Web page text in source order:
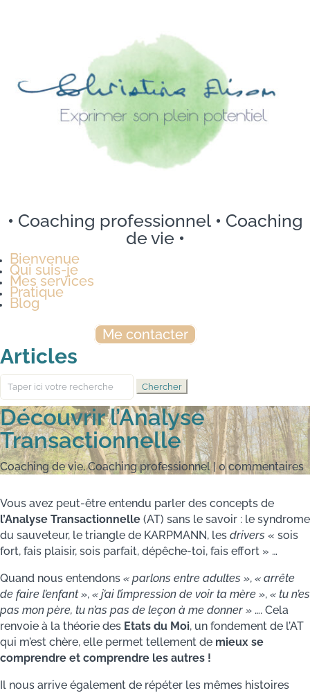
• Coaching professionnel• Coaching
de vie •
Bienvenue
Qui suis-je
Mes services
Pratique
Blog
Me contacter
Articles
Rechercher:
Découvrir l’Analyse
Transactionnelle
Coaching de vie,Coaching professionnel|0 commentaires
Vous avez peut-être entendu parler des concepts de
l’Analyse Transactionnelle (AT) sans le savoir : le syndrome
du sauveteur, le triangle de KARPMANN, les drivers « sois
fort, fais plaisir, sois parfait, dépêche-toi, fais effort » …
Quand nous entendons « parlons entre adultes », « arrête
de faire l’enfant », « j’ai l’impression de voir ta mère », « tu n’es
pas mon père, tu n’as pas de leçon à me donner » …. Cela
renvoie à la théorie des Etats du Moi, un fondement de l’AT
qui m’est chère, elle permet tellement de mieux se
comprendre et comprendre les autres !
Il nous arrive également de répéter les mêmes histoires